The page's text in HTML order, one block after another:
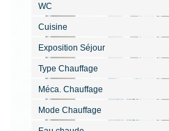
WC
Cuisine
Exposition Séjour
Type Chauffage
Méca. Chauffage
Mode Chauffage